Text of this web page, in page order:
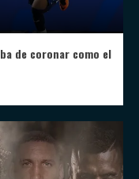
de coronar como el